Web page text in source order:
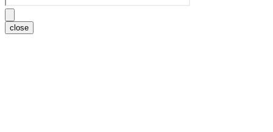
close